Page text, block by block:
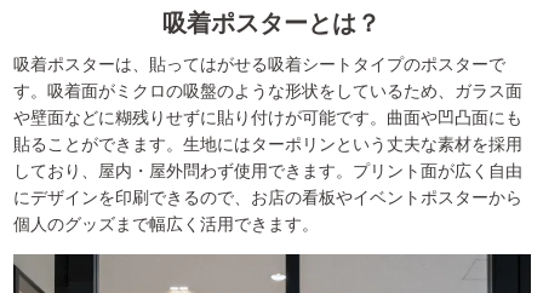
吸着ポスターとは？
吸着ポスターは、貼ってはがせる吸着シートタイプのポスターで
す。吸着面がミクロの吸盤のような形状をしているため、ガラス面
や壁面などに糊残りせずに貼り付けが可能です。曲面や凹凸面にも
貼ることができます。生地にはターポリンという丈夫な素材を採用
しており、屋内・屋外問わず使用できます。プリント面が広く自由
にデザインを印刷できるので、お店の看板やイベントポスターから
個人のグッズまで幅広く活用できます。